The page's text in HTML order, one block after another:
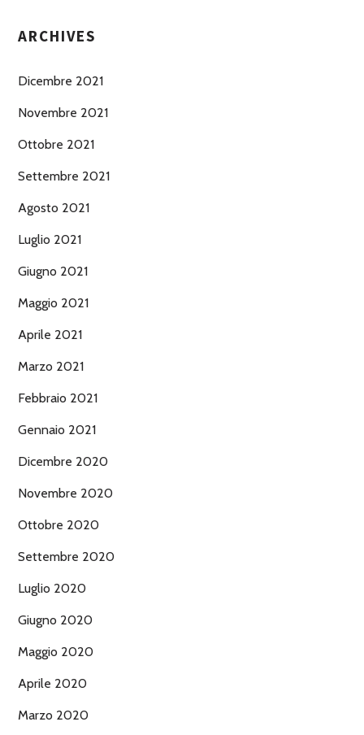
ARCHIVES
Dicembre 2021
Novembre 2021
Ottobre 2021
Settembre 2021
Agosto 2021
Luglio 2021
Giugno 2021
Maggio 2021
Aprile 2021
Marzo 2021
Febbraio 2021
Gennaio 2021
Dicembre 2020
Novembre 2020
Ottobre 2020
Settembre 2020
Luglio 2020
Giugno 2020
Maggio 2020
Aprile 2020
Marzo 2020